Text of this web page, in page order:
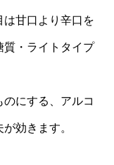
甘口より辛口を
質・ライトタイプ
にする、アルコ
効きます。